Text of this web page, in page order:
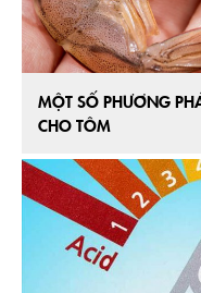
MỘT SỐ PHƯƠNG
CHO TÔM